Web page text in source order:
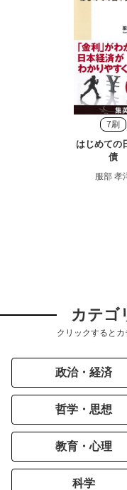
7刷
はじめての
債
服部 孝
カテゴ
クリックするとカ
政治・経済
哲学・思想
教育・心理
科学